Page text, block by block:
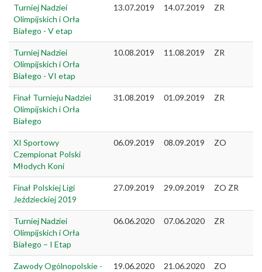
Turniej Nadziei
Olimpijskich i Orła
Białego - V etap
13.07.2019 14.07.2019 ZR
Turniej Nadziei
Olimpijskich i Orła
Białego - VI etap
10.08.2019 11.08.2019 ZR
Finał Turnieju Nadziei
Olimpijskich i Orła
Białego
31.08.2019 01.09.2019 ZR
XI Sportowy
Czempionat Polski
Młodych Koni
06.09.2019 08.09.2019 ZO
Finał Polskiej Ligi
Jeździeckiej 2019
27.09.2019 29.09.2019 ZO ZR
Turniej Nadziei
Olimpijskich i Orła
Białego – I Etap
06.06.2020 07.06.2020 ZR
Zawody Ogólnopolskie -
19.06.2020 21.06.2020 ZO